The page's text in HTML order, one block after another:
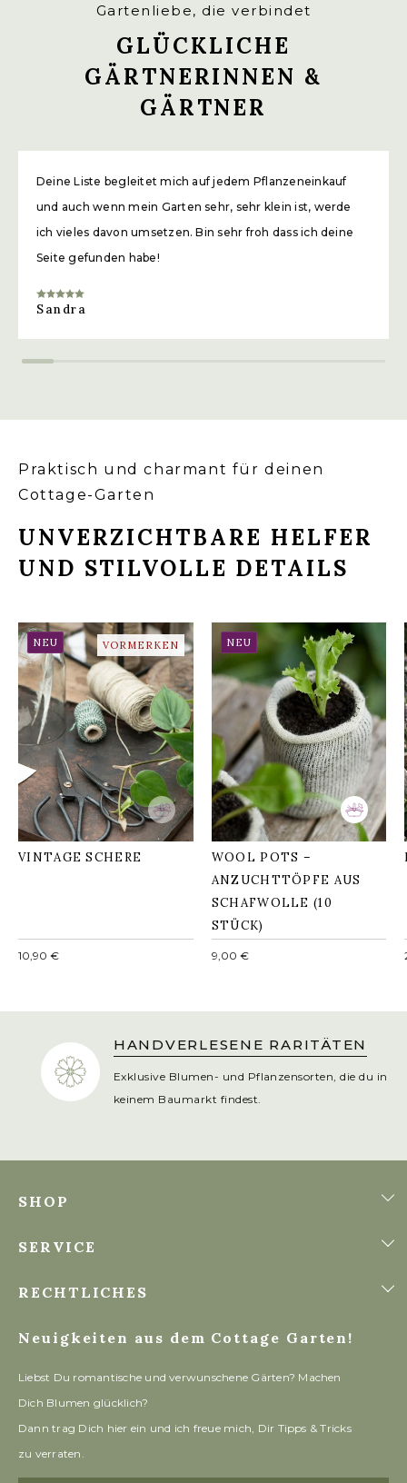
Gartenliebe, die verbindet
GLÜCKLICHE
GÄRTNERINNEN &
GÄRTNER
Deine Liste begleitet mich auf jedem Pflanzeneinkauf
und auch wenn mein Garten sehr, sehr klein ist, werde
ich vieles davon umsetzen. Bin sehr froh dass ich deine
Seite gefunden habe!
Sandra
Praktisch und charmant für deinen
Cottage-Garten
UNVERZICHTBARE HELFER
UND STILVOLLE DETAILS
VINTAGE SCHERE
VORMERKEN
NEU
VINTAGE SCHERE
Normaler
10,90 €
WOOL POTS –
ANZUCHTTÖPFE AUS
SCHAFWOLLE (10
STÜCK)
NEU
WOOL POTS –
ANZUCHTTÖPFE AUS
SCHAFWOLLE (10
STÜCK)
Normaler
9,00 €
HANDVERLESENE RARITÄTEN
Exklusive Blumen- und Pflanzensorten, die du in
keinem Baumarkt findest.
SHOP
SERVICE
RECHTLICHES
Neuigkeiten aus dem Cottage Garten!
Liebst Du romantische und verwunschene Gärten? Machen
Dich Blumen glücklich?
Dann trag Dich hier ein und ich freue mich, Dir Tipps & Tricks
zu verraten.